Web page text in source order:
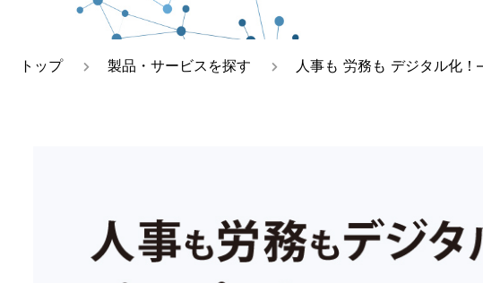
トップ 製品・サービスを探す 人事も 労務も デジタル化